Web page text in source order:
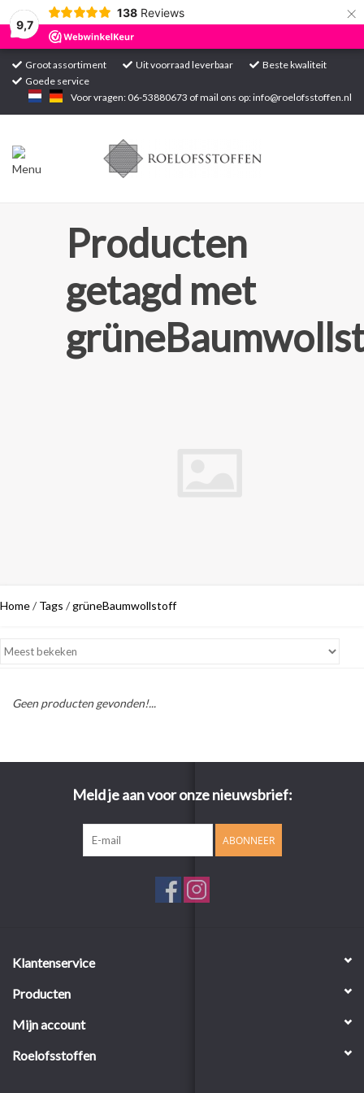
9,7
138 Reviews ×
Groot assortiment Uit voorraad leverbaar
Beste kwaliteit
Goede service
Voor vragen: 06-53880673 of mail ons op:info@roelofsstoffen.nl
Home
Producten
getagd met
Home/ Tags /grüneBaumwollstoff
Geen producten gevonden!...
Meld je aan voor onze nieuwsbrief:
ABONNEER
Klantenservice
Producten
Mijn account
Roelofsstoffen